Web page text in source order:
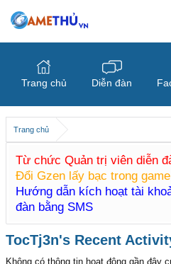
Trang chủ
Từ chức Quản trị viên diễn
Đổi Gzen lấy bạc trong game
Hướng dẫn kích hoạt tài
đàn bằng SMS
TocTj3n's Recent
Không có thông tin hoạt động gần đây
Trang chủ Diễn đàn